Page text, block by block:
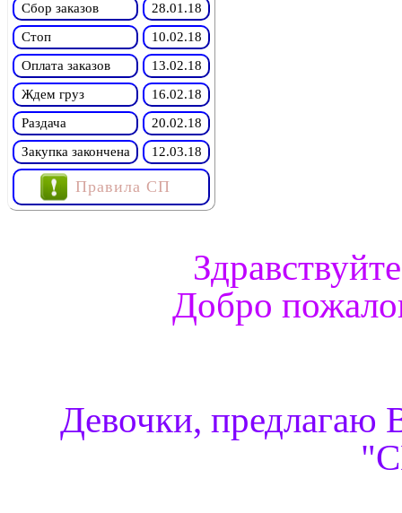
Сбор заказов
28.01.18
Стоп
10.02.18
Оплата заказов
13.02.18
Ждем груз
16.02.18
Раздача
20.02.18
Закупка закончена
12.03.18
Правила СП
Добро
Девочки, предлагаю